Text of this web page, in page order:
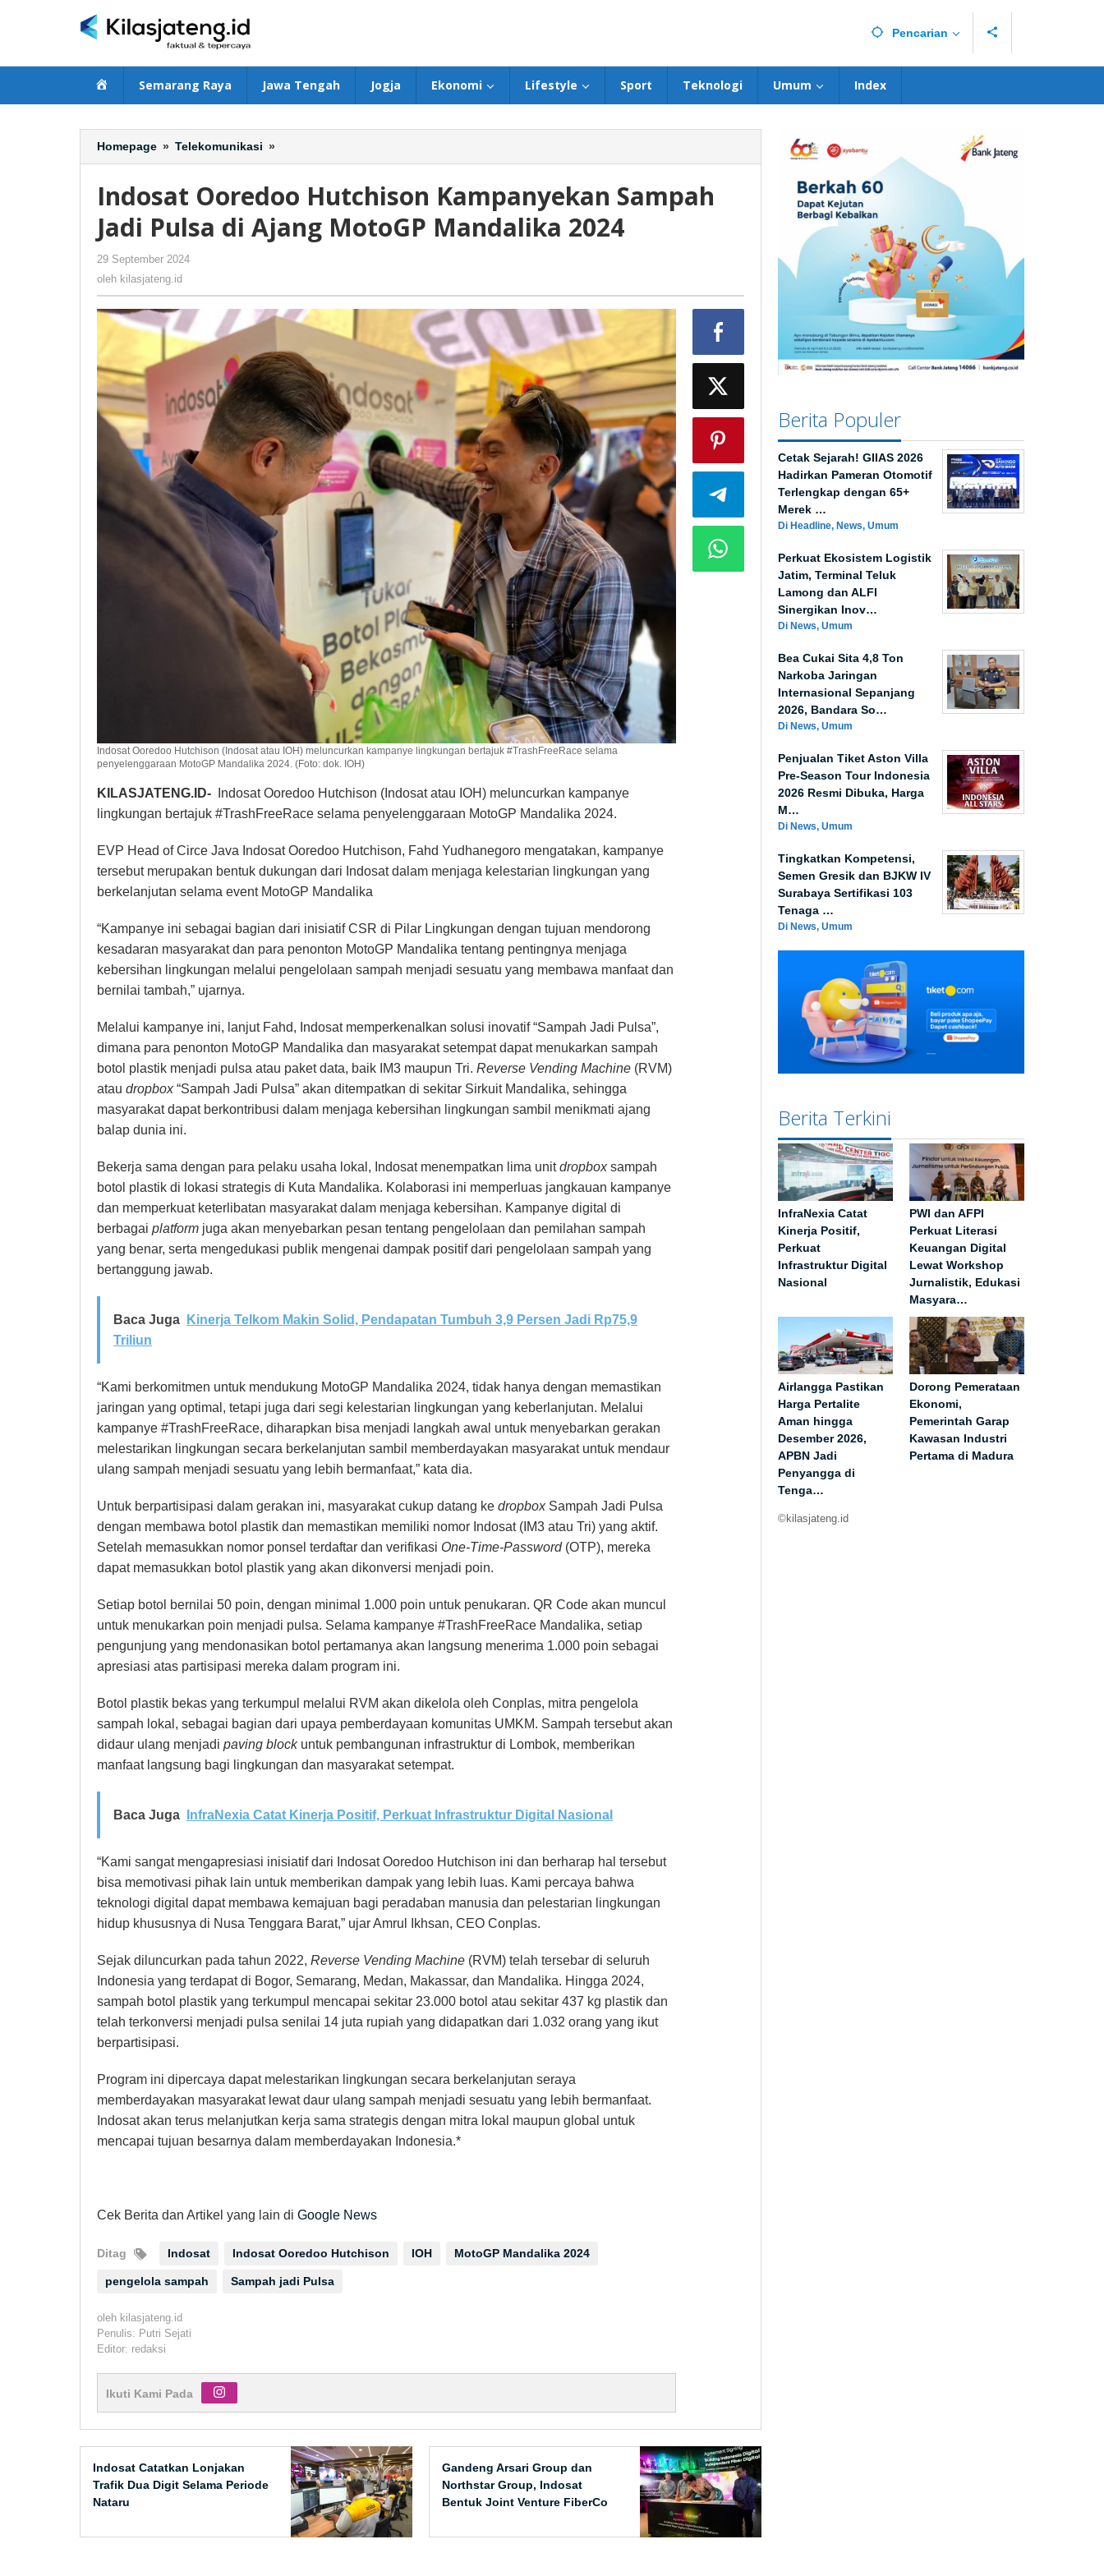
Pencarian
BerandaSemarang Raya Jawa Tengah Jogja Ekonomi Lifestyle Sport Teknologi Umum Index
Homepage » Telekomunikasi »
Ooredoo
Kampanyekan
Jadi
Mandalika
Indosat Ooredoo Hutchison Kampanyekan Sampah
Jadi Pulsa di Ajang MotoGP Mandalika 2024
29 September 2024
oleh kilasjateng.id
Indosat Ooredoo Hutchison (Indosat atau IOH) meluncurkan kampanye lingkungan bertajuk #TrashFreeRace selama
penyelenggaraan MotoGP Mandalika 2024. (Foto: dok. IOH)
KILASJATENG.ID- Indosat Ooredoo Hutchison (Indosat atau IOH) meluncurkan kampanye
lingkungan bertajuk #TrashFreeRace selama penyelenggaraan MotoGP Mandalika 2024.
EVP Head of Circe Java Indosat Ooredoo Hutchison, Fahd Yudhanegoro mengatakan, kampanye
tersebut merupakan bentuk dukungan dari Indosat dalam menjaga kelestarian lingkungan yang
berkelanjutan selama event MotoGP Mandalika
“Kampanye ini sebagai bagian dari inisiatif CSR di Pilar Lingkungan dengan tujuan mendorong
kesadaran masyarakat dan para penonton MotoGP Mandalika tentang pentingnya menjaga
kebersihan lingkungan melalui pengelolaan sampah menjadi sesuatu yang membawa manfaat dan
bernilai tambah,” ujarnya.
Melalui kampanye ini, lanjut Fahd, Indosat memperkenalkan solusi inovatif “Sampah Jadi Pulsa”,
dimana para penonton MotoGP Mandalika dan masyarakat setempat dapat menukarkan sampah
botol plastik menjadi pulsa atau paket data, baik IM3 maupun Tri. Reverse Vending Machine (RVM)
atau dropbox“Sampah Jadi Pulsa” akan ditempatkan di sekitar Sirkuit Mandalika, sehingga
masyarakat dapat berkontribusi dalam menjaga kebersihan lingkungan sambil menikmati ajang
balap dunia ini.
Bekerja sama dengan para pelaku usaha lokal, Indosat menempatkan lima unitdropboxsampah
botol plastik di lokasi strategis di Kuta Mandalika. Kolaborasi ini memperluas jangkauan kampanye
dan memperkuat keterlibatan masyarakat dalam menjaga kebersihan. Kampanye digital di
berbagai platform juga akan menyebarkan pesan tentang pengelolaan dan pemilahan sampah
yang benar, serta mengedukasi publik mengenai dampak positif dari pengelolaan sampah yang
bertanggung jawab.
Baca Juga
Kinerja Telkom Makin Solid, Pendapatan Tumbuh 3,9 Persen Jadi Rp75,9
Triliun
“Kami berkomitmen untuk mendukung MotoGP Mandalika 2024, tidak hanya dengan memastikan
jaringan yang optimal, tetapi juga dari segi kelestarian lingkungan yang keberlanjutan. Melalui
kampanye #TrashFreeRace, diharapkan bisa menjadi langkah awal untuk menyebarkan gerakan
melestarikan lingkungan secara berkelanjutan sambil memberdayakan masyarakat untuk mendaur
ulang sampah menjadi sesuatu yang lebih bermanfaat,” kata dia.
Untuk berpartisipasi dalam gerakan ini, masyarakat cukup datang ke dropbox Sampah Jadi Pulsa
dengan membawa botol plastik dan memastikan memiliki nomor Indosat (IM3 atau Tri) yang aktif.
Setelah memasukkan nomor ponsel terdaftar dan verifikasi One-Time-Password (OTP), mereka
dapat memasukkan botol plastik yang akan dikonversi menjadi poin.
Setiap botol bernilai 50 poin, dengan minimal 1.000 poin untuk penukaran. QR Code akan muncul
untuk menukarkan poin menjadi pulsa. Selama kampanye #TrashFreeRace Mandalika, setiap
pengunjung yang mendonasikan botol pertamanya akan langsung menerima 1.000 poin sebagai
apresiasi atas partisipasi mereka dalam program ini.
Botol plastik bekas yang terkumpul melalui RVM akan dikelola oleh Conplas, mitra pengelola
sampah lokal, sebagai bagian dari upaya pemberdayaan komunitas UMKM. Sampah tersebut akan
didaur ulang menjadi paving block untuk pembangunan infrastruktur di Lombok, memberikan
manfaat langsung bagi lingkungan dan masyarakat setempat.
Baca Juga InfraNexia Catat Kinerja Positif, Perkuat Infrastruktur Digital Nasional
“Kami sangat mengapresiasi inisiatif dari Indosat Ooredoo Hutchison ini dan berharap hal tersebut
bisa memotivasi pihak lain untuk memberikan dampak yang lebih luas. Kami percaya bahwa
teknologi digital dapat membawa kemajuan bagi peradaban manusia dan pelestarian lingkungan
hidup khususnya di Nusa Tenggara Barat,” ujar Amrul Ikhsan, CEO Conplas.
Sejak diluncurkan pada tahun 2022, Reverse Vending Machine (RVM) telah tersebar di seluruh
Indonesia yang terdapat di Bogor, Semarang, Medan, Makassar, dan Mandalika. Hingga 2024,
sampah botol plastik yang terkumpul mencapai sekitar 23.000 botol atau sekitar 437 kg plastik dan
telah terkonversi menjadi pulsa senilai 14 juta rupiah yang didapatkan dari 1.032 orang yang ikut
berpartisipasi.
Program ini dipercaya dapat melestarikan lingkungan secara berkelanjutan seraya
memberdayakan masyarakat lewat daur ulang sampah menjadi sesuatu yang lebih bermanfaat.
Indosat akan terus melanjutkan kerja sama strategis dengan mitra lokal maupun global untuk
mencapai tujuan besarnya dalam memberdayakan Indonesia.*
Cek Berita dan Artikel yang lain di Google News
Ditag Indosat Indosat Ooredoo Hutchison IOH MotoGP Mandalika 2024
pengelola sampah Sampah jadi Pulsa
oleh kilasjateng.id
Penulis: Putri Sejati
Editor: redaksi
Ikuti Kami Pada
Indosat Catatkan Lonjakan
Trafik Dua Digit Selama Periode
Nataru
Gandeng Arsari Group dan
Northstar Group, Indosat
Bentuk Joint Venture FiberCo
Berita Populer
Cetak Sejarah! GIIAS 2026
Hadirkan Pameran Otomotif
Terlengkap dengan 65+
Merek …
Di Headline, News, Umum
Perkuat Ekosistem Logistik
Jatim, Terminal Teluk
Lamong dan ALFI
Sinergikan Inov…
Di News, Umum
Bea Cukai Sita 4,8 Ton
Narkoba Jaringan
Internasional Sepanjang
2026, Bandara So…
Di News, Umum
Penjualan Tiket Aston Villa
Pre-Season Tour Indonesia
2026 Resmi Dibuka, Harga
M…
Di News, Umum
Tingkatkan Kompetensi,
Semen Gresik dan BJKW IV
Surabaya Sertifikasi 103
Tenaga …
Di News, Umum
Berita Terkini
InfraNexia Catat
Kinerja Positif,
Perkuat
Infrastruktur Digital
Nasional
PWI dan AFPI
Perkuat Literasi
Keuangan Digital
Lewat Workshop
Jurnalistik, Edukasi
Masyara…
Airlangga Pastikan
Harga Pertalite
Aman hingga
Desember 2026,
APBN Jadi
Penyangga di
Tenga…
Dorong Pemerataan
Ekonomi,
Pemerintah Garap
Kawasan Industri
Pertama di Madura
©kilasjateng.id